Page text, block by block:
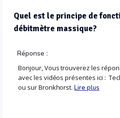
Quel est le principe de
débitmètre massique?
Réponse :
Bonjour, Vous trouverez les
avec les vidéos présentes ici :
ou sur Bronkhorst.Lire plus